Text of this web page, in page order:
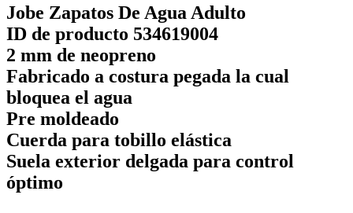
Jobe Zapatos De Agua Adulto
ID de producto 534619004
2 mm de neopreno
Fabricado a costura pegada la cual
bloquea el agua
Pre moldeado
Cuerda para tobillo elástica
Suela exterior delgada para control
óptimo